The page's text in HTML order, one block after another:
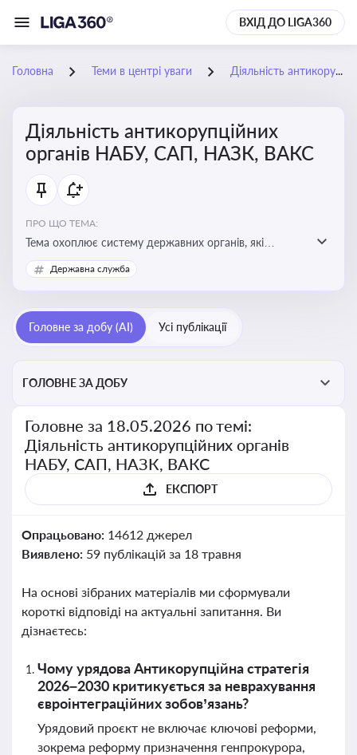
ВХІД ДО LIGA360
Головна Теми в центрі уваги Діяльність антикорупційних органів НАБУ, САП, НАЗК, ВАКС
Діяльність антикорупційних
органів НАБУ, САП, НАЗК, ВАКС
ПРО ЩО ТЕМА:
Тема охоплює систему державних органів, які
здійснюють запобігання, виявлення та розслідування
корупційних правопорушень, що є ключовим
у державному управлінні та бізнесі
Державна служба
Головне за добу (AI) Усі публікації
ГОЛОВНЕ ЗА ДОБУ
Головне за 18.05.2026 по темі:
Діяльність антикорупційних органів
НАБУ, САП, НАЗК, ВАКС
ЕКСПОРТ
Опрацьовано: 14612 джерел
Виявлено: 59 публікацій за 18 травня
На основі зібраних матеріалів ми сформували
короткі відповіді на актуальні запитання. Ви
дізнаєтесь:
Чому урядова Антикорупційна стратегія
2026–2030 критикується за неврахування
євроінтеграційних зобов’язань?
Урядовий проєкт не включає ключові реформи,
зокрема реформу призначення генпрокурора,